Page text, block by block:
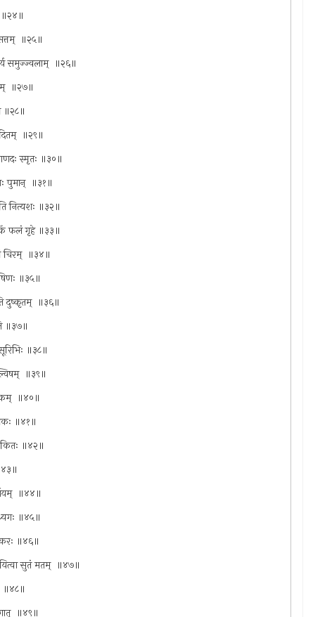
॥२४॥
॥२५॥
समुज्ज्वलाम् ‍ ॥२६॥
॥२७॥
॥२८॥
॥२९॥
स्मृतः ॥३०॥
पुमान् ‍ ॥३१॥
नित्यशः ॥३२॥
किं फलं गृहे ॥३३॥
चिरम् ‍ ॥३४॥
॥३५॥
दुष्कृतम् ‍ ॥३६॥
॥३७॥
॥३८॥
॥३९॥
॥४०॥
॥४१॥
॥४२॥
॥४४॥
॥४५॥
॥४६॥
सुतं मतम् ‍ ॥४७॥
॥४८॥
॥४९॥